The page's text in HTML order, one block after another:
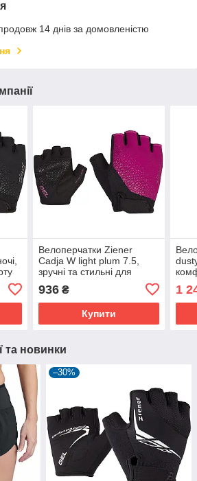
14 днів за домовленістю
Велоперчатки Ziener
Cadja W light plum 7.5,
зручні та стильні для
936₴
Купити
1
та новинки
–30%